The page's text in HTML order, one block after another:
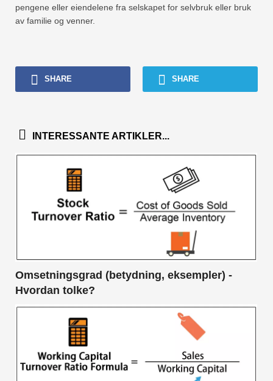
pengene eller eiendelene fra selskapet for selvbruk eller bruk
av familie og venner.
SHARE SHARE
INTERESSANTE ARTIKLER...
Omsetningsgrad (betydning, eksempler) -
Hvordan tolke?